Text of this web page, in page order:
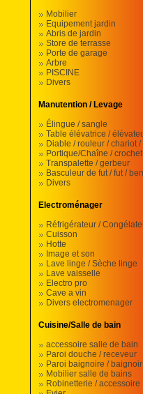
Mobilier
Equipement jardin
Abris de jardin
Store de terrasse
Porte de garage
Arbre
PISCINE
Divers
Manutention / Levage
Élingue / sangle
Table élévatrice /
Diable / rouleur / chariot /
Portique/Chaîne / crochet
Transpalette / gerbeur
Basculeur de fut / fut /
Divers
Electroménager
Réfrigérateur /
Cuisson
Hotte
Image et son
Lave linge / Sèche linge
Lave vaisselle
Electro pro
Cave a vin
Divers electromenager
Cuisine/Salle de bain
accessoire salle de bain
Paroi douche / receveur
Paroi baignoire /
Mobilier salle de bains
Robinetterie / accessoire